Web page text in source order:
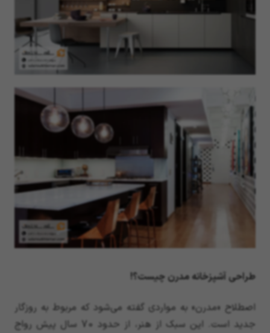
طراحی آشپزخانه مدرن چیست؟!
اصطلاح «مدرن» به مواردی گفته می‌شود که مربوط به روزگار
جدید است. این سبک از هنر، از حدود 70 سال پیش رواج